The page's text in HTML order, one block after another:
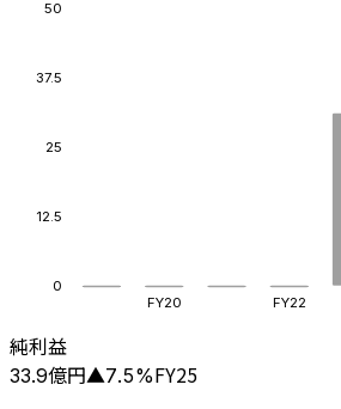
0
12.5
25
37.5
50
FY20 FY22
純利益
33.9億円▲7.5%FY25